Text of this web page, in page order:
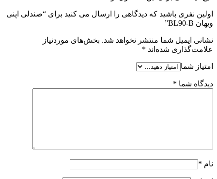
اولین نفری باشید که دیدگاهی را ارسال می کنید برای “صندلی اپنی
ویهان BL90-B”
نشانی ایمیل شما منتشر نخواهد شد. بخش‌های موردنیاز
علامت‌گذاری شده‌اند *
امتیاز شما
دیدگاه شما *
نام *